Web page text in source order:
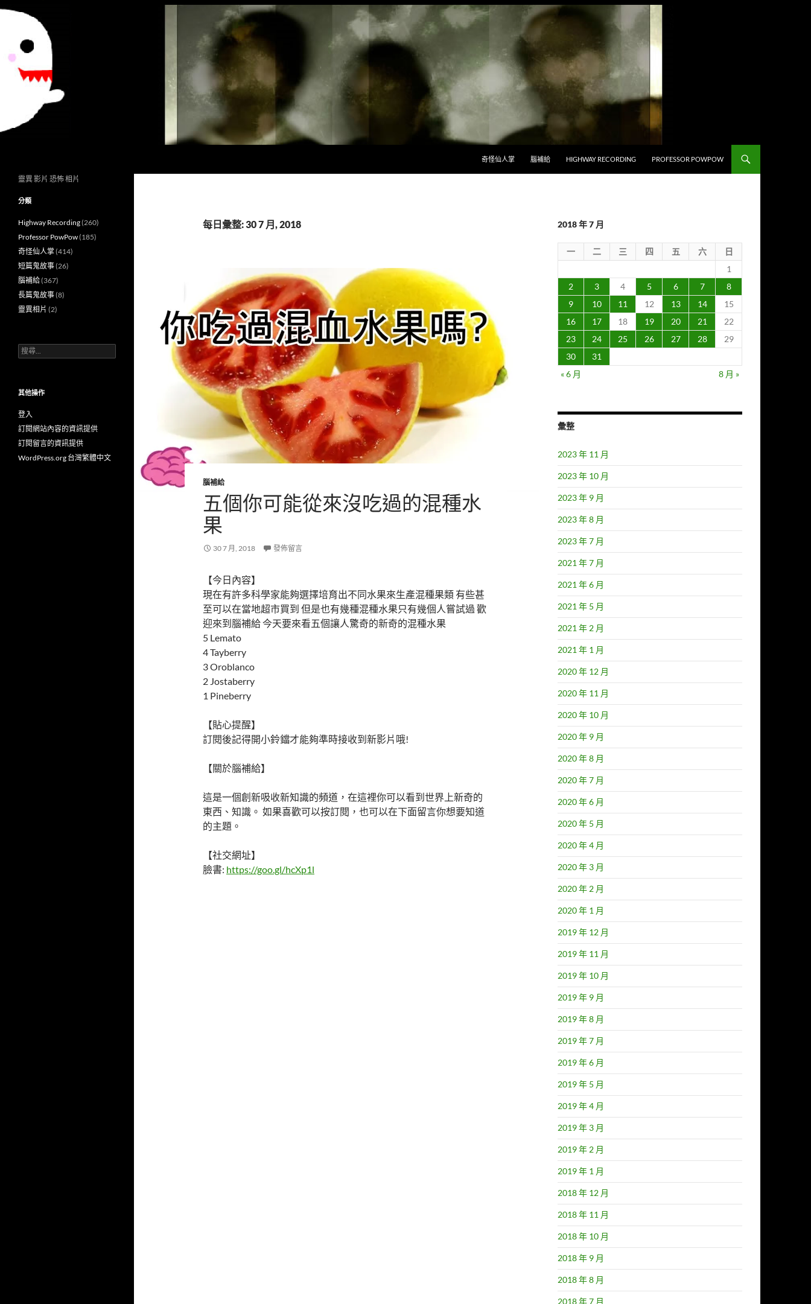
奇怪仙人掌
腦補給 HIGHWAY RECORDING PROFESSOR POWPOW
每日彙整: 30 7 月, 2018
腦補給
五個你可能從來沒吃過的混種水
果
30 7 月, 2018 發佈留言
【今日內容】
現在有許多科學家能夠選擇培育出不同水果來生產混種果類 有些甚
至可以在當地超市買到 但是也有幾種混種水果只有幾個人嘗試過 歡
迎來到腦補給 今天要來看五個讓人驚奇的新奇的混種水果
5 Lemato
4 Tayberry
3 Oroblanco
2 Jostaberry
1 Pineberry
【貼心提醒】
訂閱後記得開小鈴鐺才能夠準時接收到新影片哦!
【關於腦補給】
這是一個創新吸收新知識的頻道，在這裡你可以看到世界上新奇的
東西、知識。 如果喜歡可以按訂閱，也可以在下面留言你想要知道
的主題。
【社交網址】
臉書: https://goo.gl/hcXp1l
2018 年 7 月
一 二 三 四 五 六
日
1
2
3 4 5 6 7
8
9
10 11 12 13 14
15
16
17 18 19 20 21
22
23
24 25 26 27 28
29
30
31
« 6 月
8 月 »
彙整
2023 年 11 月
2023 年 10 月
2023 年 9 月
2023 年 8 月
2023 年 7 月
2021 年 7 月
2021 年 6 月
2021 年 5 月
2021 年 2 月
2021 年 1 月
2020 年 12 月
2020 年 11 月
2020 年 10 月
2020 年 9 月
2020 年 8 月
2020 年 7 月
2020 年 6 月
2020 年 5 月
2020 年 4 月
2020 年 3 月
2020 年 2 月
2020 年 1 月
2019 年 12 月
2019 年 11 月
2019 年 10 月
2019 年 9 月
2019 年 8 月
2019 年 7 月
2019 年 6 月
2019 年 5 月
2019 年 4 月
2019 年 3 月
2019 年 2 月
2019 年 1 月
2018 年 12 月
2018 年 11 月
2018 年 10 月
2018 年 9 月
2018 年 8 月
2018 年 7 月
靈異 影片 恐怖 相片
分類
Highway Recording(260)
Professor PowPow(185)
奇怪仙人掌(414)
短篇鬼故事(26)
腦補給(367)
長篇鬼故事(8)
靈異相片 (2)
搜
尋
字:
其他操作
登入
訂閱網站內容的資訊提供
訂閱留言的資訊提供
WordPress.org 台灣繁體中文